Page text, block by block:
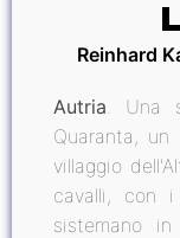
Reinhard
Autria. Una
Quaranta,
villaggio
cavalli, con
sistemano